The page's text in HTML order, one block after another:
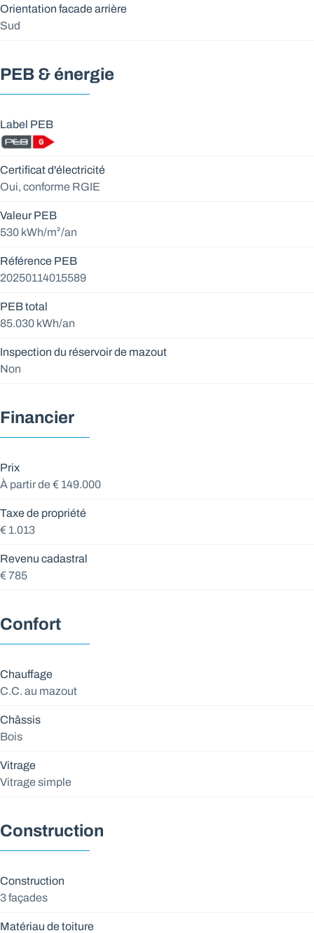
Orientation facade arrière
Sud
PEB & énergie
Label PEB
Certificat d'électricité
Oui, conforme RGIE
Valeur PEB
530 kWh/m²/an
Référence PEB
20250114015589
PEB total
85.030 kWh/an
Inspection du réservoir de mazout
Non
Financier
Prix
À partir de € 149.000
Taxe de propriété
€ 1.013
Revenu cadastral
€ 785
Confort
Chauffage
C.C. au mazout
Châssis
Bois
Vitrage
Vitrage simple
Construction
Construction
3 façades
Matériau de toiture